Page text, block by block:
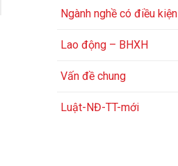
Ngành nghề có điều kiện
Lao động – BHXH
Vấn đề chung
Luật-NĐ-TT-mới